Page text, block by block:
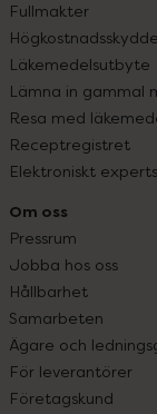
Fullmakter
Läkemedelsutbyte
Lämna in gammal
Resa med
Receptregistret
Elektroniskt
Om oss
Pressrum
Jobba hos oss
Hållbarhet
Samarbeten
Ägare och
För leverantörer
Företagskund